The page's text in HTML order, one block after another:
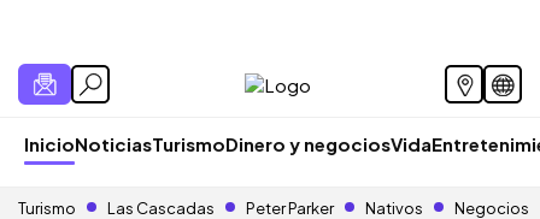
InicioNoticiasTurismoDinero y negociosVida
Turismo Las Cascadas Peter Parker Nativos Negocios